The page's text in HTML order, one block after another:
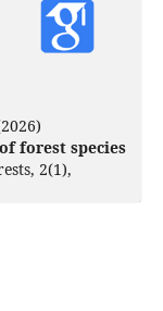
forest species
2(1),